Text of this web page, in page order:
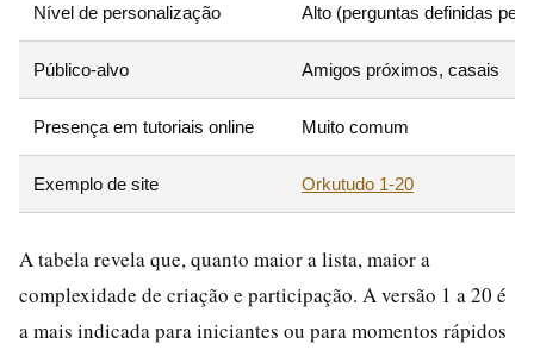
Nível de personalização Alto (perguntas definidas
Público-alvo Amigos próximos, casais
Presença em tutoriais online Muito comum
Exemplo de site Orkutudo 1-20
A tabela revela que, quanto maior a lista, maior a
complexidade de criação e participação. A versão 1 a 20 é
a mais indicada para iniciantes ou para momentos rápidos